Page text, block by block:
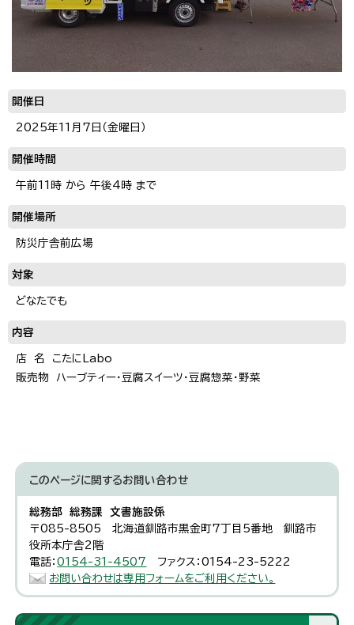
開催日
2025年11月7日（金曜日）
開催時間
午前11時 から 午後4時 まで
開催場所
防災庁舎前広場
対象
どなたでも
内容
店 名 こたにLabo
販売物 ハーブティー・豆腐スイーツ・豆腐惣菜・野菜
このページに関するお問い合わせ
総務部 総務課 文書施設係
〒085-8505 北海道釧路市黒金町7丁目5番地 釧路市
役所本庁舎2階
電話：0154-31-4507
ファクス：0154-23-5222
お問い合わせは専用フォームをご利用ください。